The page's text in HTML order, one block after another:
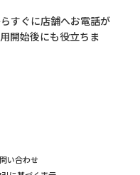
すぐに店舗へお電話が
開始後にも役立ちま
い合わせ